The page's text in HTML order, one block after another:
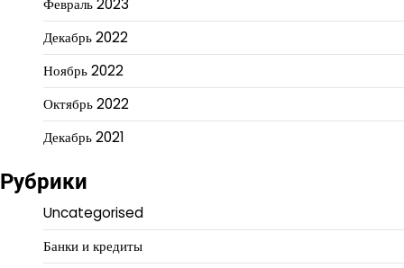
Февраль 2023
Декабрь 2022
Ноябрь 2022
Октябрь 2022
Декабрь 2021
Рубрики
Uncategorised
Банки и кредиты